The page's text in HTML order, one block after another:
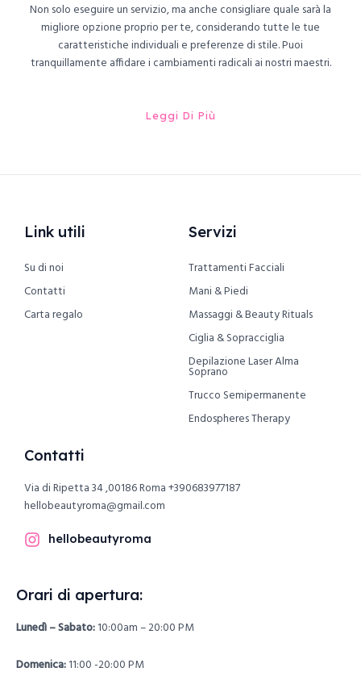
Non solo eseguire un servizio, ma anche consigliare quale sarà la
migliore opzione proprio per te, considerando tutte le tue
caratteristiche individuali e preferenze di stile. Puoi
tranquillamente affidare i cambiamenti radicali ai nostri maestri.
Leggi Di Più
Link utili
Su di noi
Contatti
Carta regalo
Servizi
Trattamenti Facciali
Mani & Piedi
Massaggi & Beauty Rituals
Ciglia & Sopracciglia
Depilazione Laser Alma
Soprano
Trucco Semipermanente
Endospheres Therapy
Contatti
Via di Ripetta 34 ,00186 Roma+390683977187
hellobeautyroma@gmail.com
hellobeautyroma
Orari di apertura:
Lunedì – Sabato:10:00am – 20:00 PM
Domenica:11:00 -20:00 PM